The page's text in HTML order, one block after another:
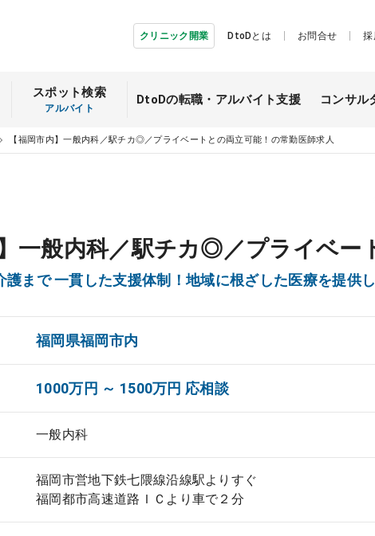
クリニック開業 DtoDとは お問合せ 採
スポット検索
アルバイト
DtoDの転職・ アルバイト支援 コンサル
【福岡市内】一般内科／駅チカ◎／プライベートとの両立可能！の常勤医師求人
】一般内科／駅チカ◎／プライベー
まで 一貫した支援体制！地域に根ざした医療を提供し
福岡県福岡市内
1000万円 ～ 1500万円 応相談
一般内科
福岡市営地下鉄七隈線沿線駅よりすぐ
福岡都市高速道路ＩＣより車で２分